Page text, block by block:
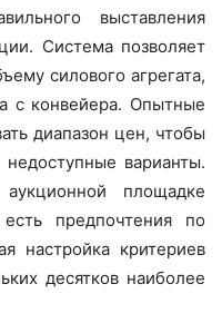
выставления
Система позволяет
силового агрегата,
с конвейера. Опытные
диапазон цен, чтобы
варианты.
площадке
предпочтения по
настройка критериев
десятков наиболее